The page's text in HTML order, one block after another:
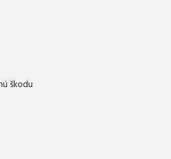
škodu